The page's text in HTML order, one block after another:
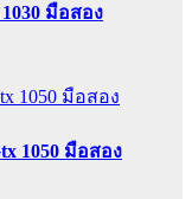
มือสอง
1050 มือสอง
1050 มือสอง